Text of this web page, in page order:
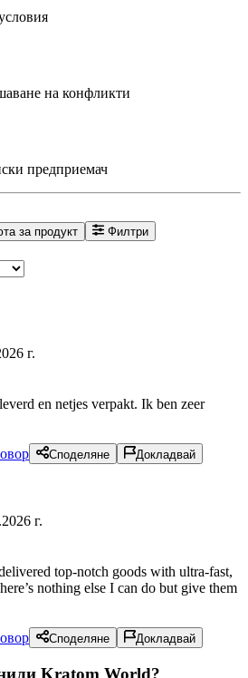
на конфликти
предприемач
за продукт
Филтри
г.
en netjes verpakt. Ik ben zeer
Споделяне Докладвай
г.
top-notch goods with ultra-fast,
nothing else I can do but give them
Споделяне Докладвай
Kratom World?